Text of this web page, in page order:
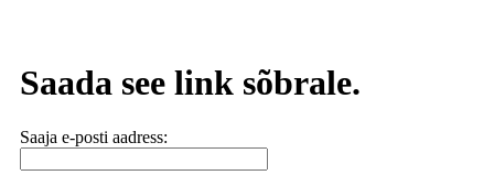
Saada see link sõbrale.
Saaja e-posti aadress: